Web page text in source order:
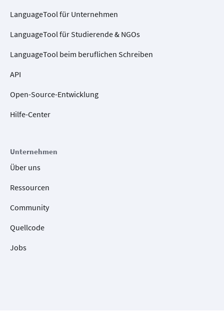
LanguageTool für Unternehmen
LanguageTool für Studierende & NGOs
LanguageTool beim beruflichen Schreiben
API
Open-Source-Entwicklung
Hilfe-Center
Unternehmen
Über uns
Ressourcen
Community
Quellcode
Jobs